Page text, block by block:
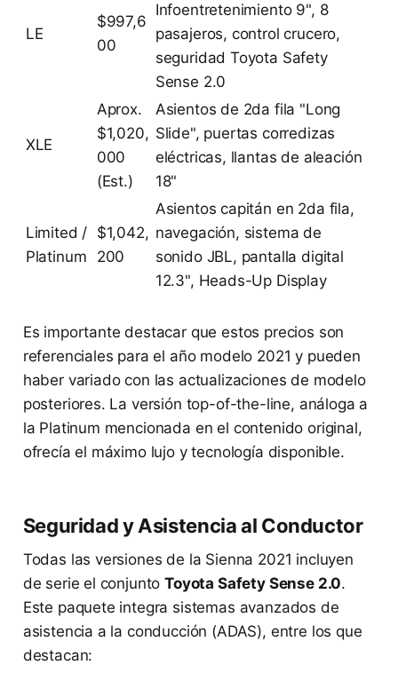
LE
$997,6
00
Infoentretenimiento 9", 8
pasajeros, control crucero,
seguridad Toyota Safety
Sense 2.0
XLE
Aprox.
$1,020,
000
(Est.)
Asientos de 2da fila "Long
Slide", puertas corredizas
eléctricas, llantas de aleación
18"
Limited /
Platinum
$1,042,
200
Asientos capitán en 2da fila,
navegación, sistema de
sonido JBL, pantalla digital
12.3", Heads-Up Display
Es importante destacar que estos precios son
referenciales para el año modelo 2021 y pueden
haber variado con las actualizaciones de modelo
posteriores. La versión top-of-the-line, análoga a
la Platinum mencionada en el contenido original,
ofrecía el máximo lujo y tecnología disponible.
Seguridad y Asistencia al Conductor
Todas las versiones de la Sienna 2021 incluyen
de serie el conjuntoToyota Safety Sense 2.0.
Este paquete integra sistemas avanzados de
asistencia a la conducción (ADAS), entre los que
destacan: